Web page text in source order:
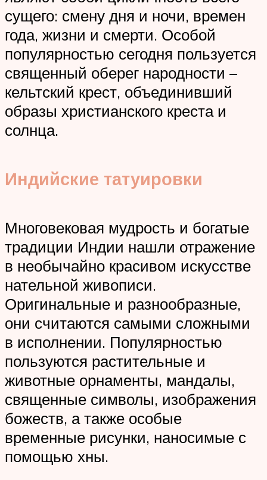
сущего: смену дня и ночи, времен
года, жизни и смерти. Особой
популярностью сегодня пользуется
священный оберег народности –
кельтский крест, объединивший
образы христианского креста и
солнца.
Индийские татуировки
Многовековая мудрость и богатые
традиции Индии нашли отражение
в необычайно красивом искусстве
нательной живописи.
Оригинальные и разнообразные,
они считаются самыми сложными
в исполнении. Популярностью
пользуются растительные и
животные орнаменты, мандалы,
священные символы, изображения
божеств, а также особые
временные рисунки, наносимые с
помощью хны.